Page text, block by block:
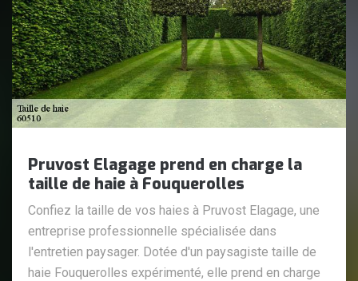
Pruvost Elagage prend en charge la
taille de haie à Fouquerolles
Confiez la taille de vos haies à Pruvost Elagage, une
entreprise professionnelle spécialisée dans
l'entretien paysager. Dotée d'un paysagiste taille de
haie Fouquerolles expérimenté, elle prend en charge